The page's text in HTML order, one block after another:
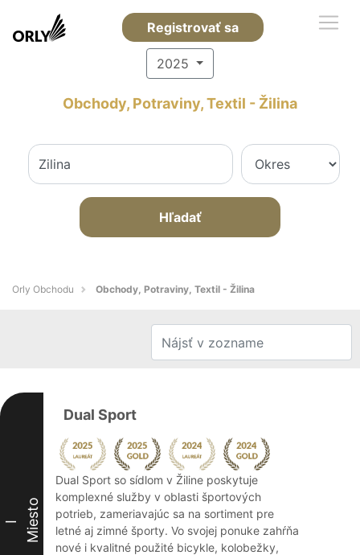
Registrovať sa
2025
Obchody, Potraviny, Textil - Žilina
Hľadať
Orly Obchodu Obchody, Potraviny, Textil - Žilina
I Miesto
Dual Sport
Dual Sport so sídlom v Žiline poskytuje
komplexné služby v oblasti športových
potrieb, zameriavajúc sa na sortiment pre
letné aj zimné športy. Vo svojej ponuke zahŕňa
nové i kvalitné použité bicykle, kolobežky,